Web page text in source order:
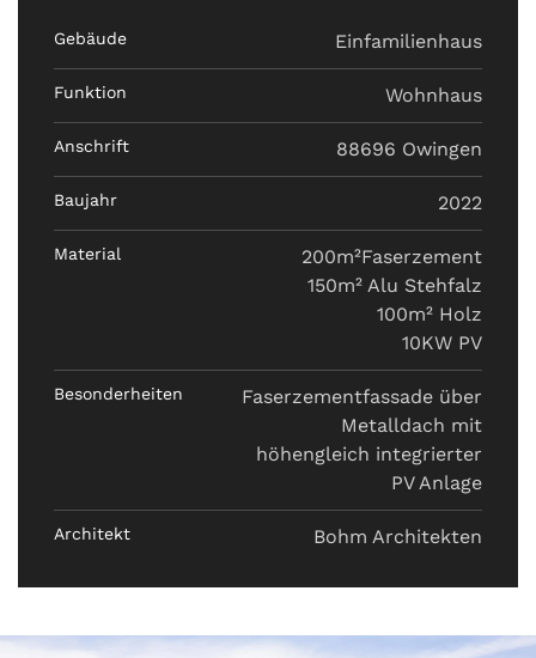
Gebäude Einfamilienhaus
Funktion Wohnhaus
Anschrift 88696 Owingen
Baujahr 2022
Material
200m²Faserzement
150m² Alu Stehfalz
100m² Holz
10KW PV
Besonderheiten
Faserzementfassade über
Metalldach mit
höhengleich integrierter
PV Anlage
Architekt Bohm Architekten